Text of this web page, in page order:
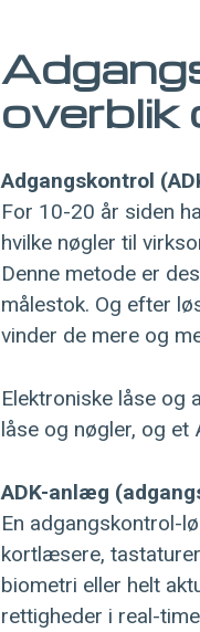
overblik
Adgangskontrol
For 10-20 år siden
hvilke nøgler til
Denne metode er
målestok. Og efter
vinder de mere og
Elektroniske låse og
låse og nøgler, og
ADK-anlæg
En adgangskontrol-
kortlæsere,
biometri eller helt
rettigheder i real-